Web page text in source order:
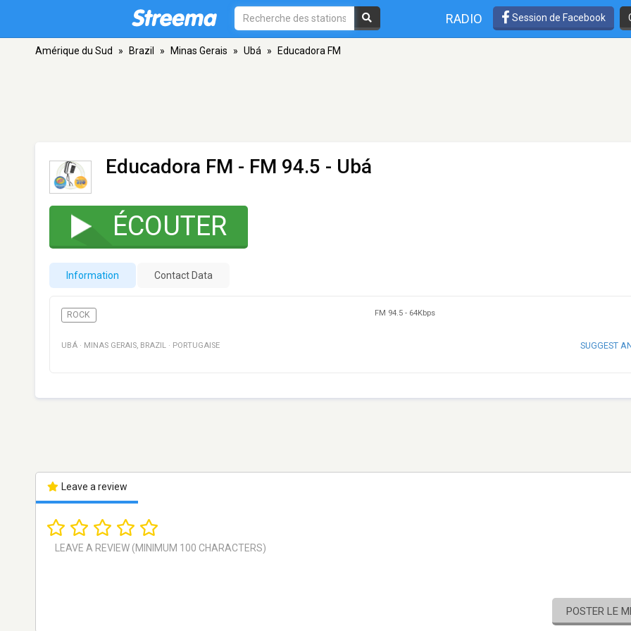
RADIO Session de Facebook
Amérique du Sud » Brazil » Minas Gerais » Ubá » Educadora FM
Educadora FM - FM 94.5 - Ubá
ÉCOUTER
Information Contact Data
ROCK FM 94.5 - 64Kbps
UBÁ · MINAS GERAIS BRAZIL · PORTUGAISE SUGGEST
Leave a review
POSTER LE